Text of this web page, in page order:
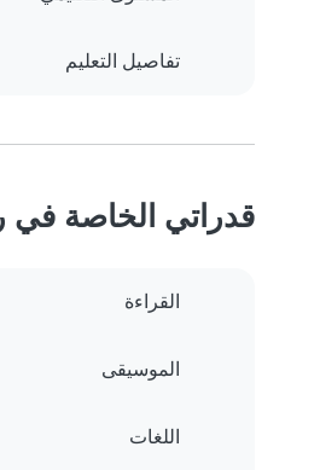
تفاصيل التعليم
قدراتي الخاصة في
القراءة
الموسيقى
اللغات